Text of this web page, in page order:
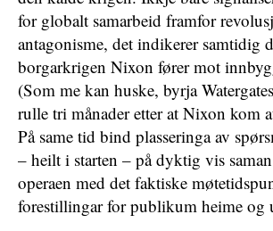
for globalt samarbeid framfor
antagonisme, det indikerer samtidig
borgarkrigen Nixon fører mot
(Som me kan huske, byrja
rulle tri månader etter at Nixon kom
På same tid bind plasseringa av
– heilt i starten – på dyktig vis
operaen med det faktiske
forestillingar for publikum heime og